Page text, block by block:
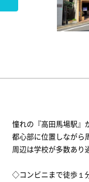
憧れの『高田馬場駅』
都心部に位置しながら
周辺は学校が多数あり
◇コンビニまで徒歩１